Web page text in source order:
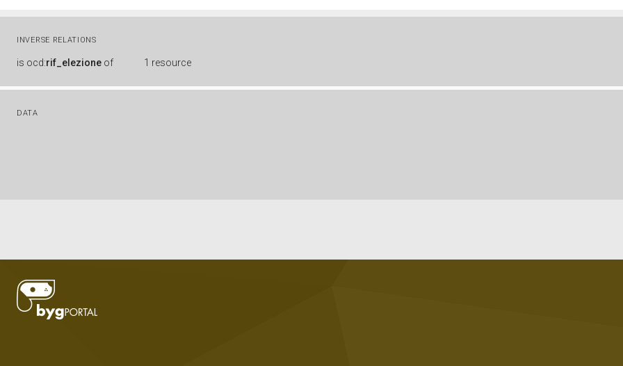
INVERSE RELATIONS
is ocd:rif_elezione of 1 resource
DATA